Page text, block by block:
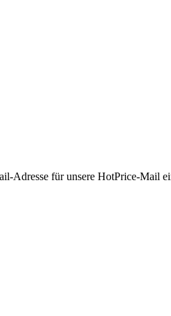
Adresse für unsere HotPrice-Mail